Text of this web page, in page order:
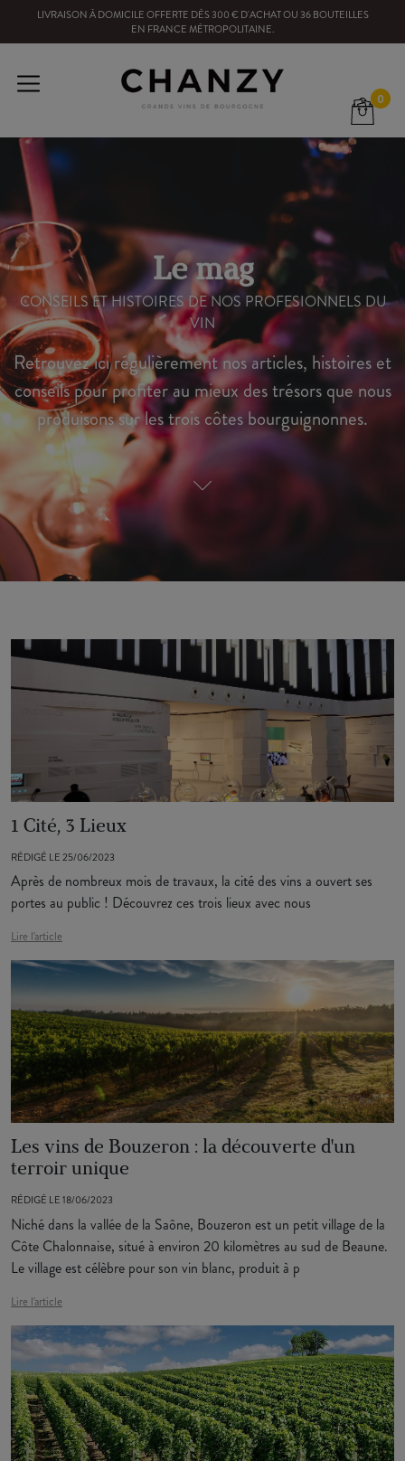
LIVRAISON À DOMICILE OFFERTE DÈS300€ D'ACHAT OU 36BOUTEILLES
EN FRANCE MÉTROPOLITAINE.
0
Le mag
CONSEILS ET HISTOIRES DE NOS PROFESIONNELS DU
VIN
Retrouvez ici régulièrement nos articles, histoires et
conseils pour profiter au mieux des trésors que nous
produisons sur les trois côtes bourguignonnes.
1 Cité, 3 Lieux
RÉDIGÉ LE 25/06/2023
Après de nombreux mois de travaux, la cité des vins a ouvert ses
portes au public ! Découvrez ces trois lieux avec nous
Lire l'article
Les vins de Bouzeron : la découverte d'un
terroir unique
RÉDIGÉ LE 18/06/2023
Niché dans la vallée de la Saône, Bouzeron est un petit village de la
Côte Chalonnaise, situé à environ 20 kilomètres au sud de Beaune.
Le village est célèbre pour son vin blanc, produit à p
Lire l'article